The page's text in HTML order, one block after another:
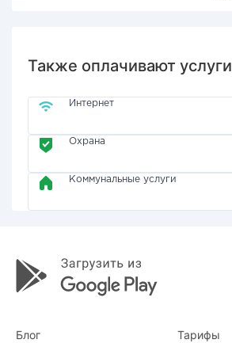
Также оплачивают услуги
Интернет
Охрана
Коммунальные услуги
Блог Тарифы